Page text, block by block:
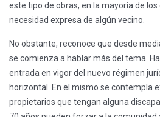
este tipo de obras, en la mayoría de los
necesidad expresa de algún vecino
No obstante, reconoce que desde
se comienza a hablar más del tema.
entrada en vigor del nuevo régimen
horizontal. En el mismo se contempla
propietarios que tengan alguna